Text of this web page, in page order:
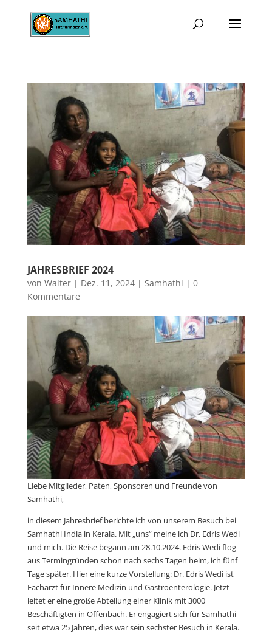
JAHRESBRIEF 2024
von Walter| Dez. 11, 2024| Samhathi | 0
Kommentare
Liebe Mitglieder, Paten, Sponsoren und Freunde von
Samhathi,
in diesem Jahresbrief berichte ich von unserem Besuch bei
Samhathi India in Kerala. Mit „uns“ meine ich Dr. Edris Wedi
und mich. Die Reise begann am 28.10.2024. Edris Wedi flog
aus Termingründen schon nach sechs Tagen heim, ich fünf
Tage später. Hier eine kurze Vorstellung: Dr. Edris Wedi ist
Facharzt für Innere Medizin und Gastroenterologie. Jetzt
leitet er eine große Abteilung einer Klinik mit 3000
Beschäftigten in Offenbach. Er engagiert sich für Samhathi
seit etwa 25 Jahren, dies war sein sechster Besuch in Kerala.